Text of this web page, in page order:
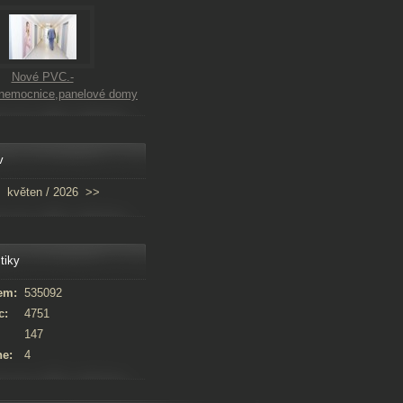
Nové PVC.-
domy
květen / 2026 >>
4
535092
4751
147